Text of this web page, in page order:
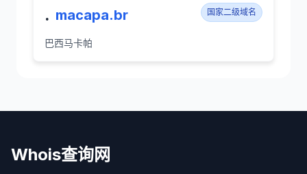
. macapa.br 国家二级域名
巴西马卡帕
Whois查询网